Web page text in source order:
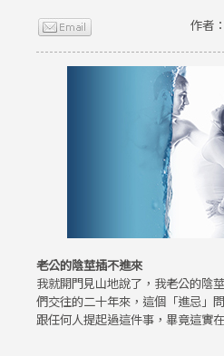
作者
老公的陰莖插不進來
我就開門見山地說了，我老公的陰
們交往的二十年來，這個「進忌」
跟任何人提起過這件事，畢竟這實